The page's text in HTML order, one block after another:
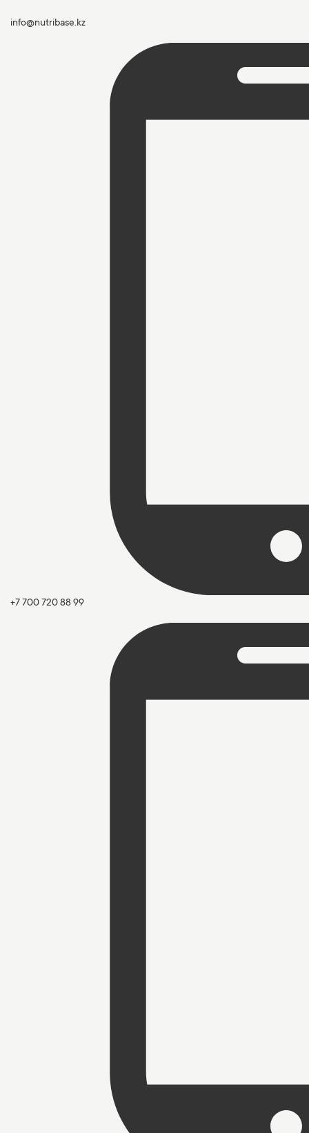
info@nutribase.kz
+7 700 720 88 99